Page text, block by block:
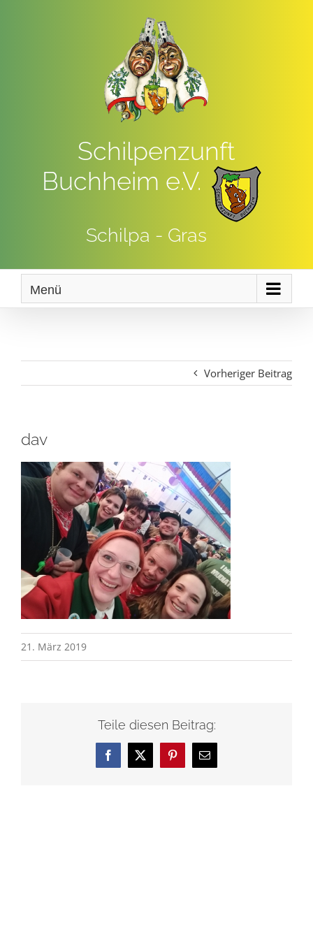
Schilpenzunft
Buchheim e.V.
Schilpa - Gras
Menü
Vorheriger Beitrag
dav
21. März 2019
Teile diesen Beitrag:
Facebook
X Pinterest
E-
Mail